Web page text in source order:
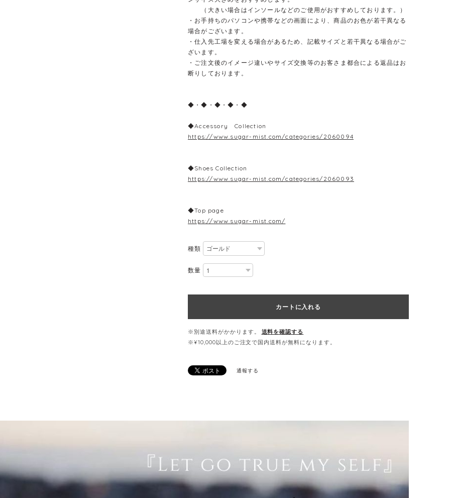
（大きい場合はインソールなどのご使用がおすすめしております。）
・お手持ちのパソコンや携帯などの画面により、商品のお色が若干異なる
場合がございます。
・仕入先工場を変える場合があるため、記載サイズと若干異なる場合がご
ざいます。
・ご注文後のイメージ違いやサイズ交換等のお客さま都合による返品はお
断りしております。
◆・◆・◆・◆・◆
◆Accessory Collection
https://www.sugar-mist.com/categories/2060094
◆Shoes Collection
https://www.sugar-mist.com/categories/2060093
◆Top page
https://www.sugar-mist.com/
種類
数量
カートに入れる
※別途送料がかかります。
送料を確認する
※¥10,000以上のご注文で国内送料が無料になります。
通報する